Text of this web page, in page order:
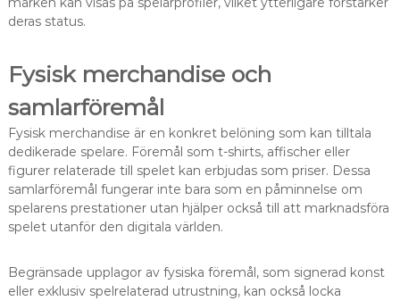
deras status.
Fysisk merchandise och
samlarföremål
Fysisk merchandise är en konkret belöning som kan tilltala
dedikerade spelare. Föremål som t-shirts, affischer eller
figurer relaterade till spelet kan erbjudas som priser. Dessa
samlarföremål fungerar inte bara som en påminnelse om
spelarens prestationer utan hjälper också till att marknadsföra
spelet utanför den digitala världen.
Begränsade upplagor av fysiska föremål, som signerad konst
eller exklusiv spelrelaterad utrustning, kan också locka